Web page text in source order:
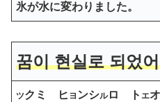
氷が水に変わりました。
꿈이 현실로 되었
ツクミ ヒ ヨ ンシルロ ト エ